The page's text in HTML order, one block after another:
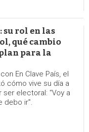
su rol en las
qué cambio
para la
En Clave País, el
cómo vive su día a
electoral: “Voy a
debo ir".